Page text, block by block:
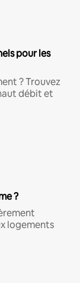
pour les
? Trouvez
débit et
?
logements